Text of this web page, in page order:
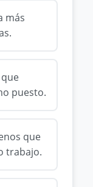
más
puesto.
que
trabajo.